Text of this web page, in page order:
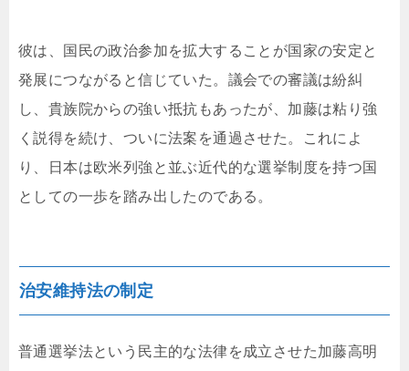
彼は、国民の政治参加を拡大することが国家の安定と
発展につながると信じていた。議会での審議は紛糾
し、貴族院からの強い抵抗もあったが、加藤は粘り強
く説得を続け、ついに法案を通過させた。これによ
り、日本は欧米列強と並ぶ近代的な選挙制度を持つ国
としての一歩を踏み出したのである。
治安維持法の制定
普通選挙法という民主的な法律を成立させた加藤高明